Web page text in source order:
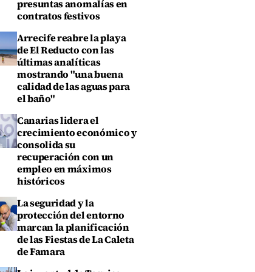
presuntas anomalías en
contratos festivos
Arrecife reabre la playa
de El Reducto con las
últimas analíticas
mostrando "una buena
calidad de las aguas para
el baño"
Canarias lidera el
crecimiento económico y
consolida su
recuperación con un
empleo en máximos
históricos
La seguridad y la
protección del entorno
marcan la planificación
de las Fiestas de La Caleta
de Famara